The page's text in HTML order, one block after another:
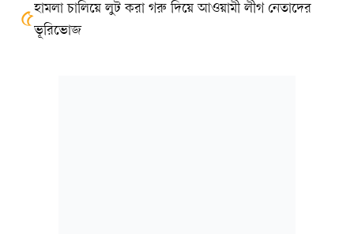
৫হামলা চালিয়ে লুট করা গরু দিয়ে আওয়ামী লীগ নেতাদের
ভূরিভোজ